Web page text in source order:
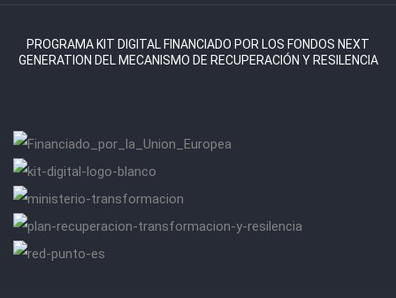
PROGRAMA KIT DIGITAL FINANCIADO POR LOS FONDOS NEXT
GENERATION DEL MECANISMO DE RECUPERACIÓN Y RESILENCIA